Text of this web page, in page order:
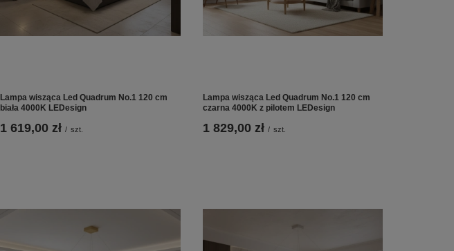
Lampa wisząca Led Quadrum No.1 120 cm
biała 4000K LEDesign
1 619,00 zł / szt.
Lampa wisząca Led Quadrum No.1 120 cm
czarna 4000K z pilotem LEDesign
1 829,00 zł / szt.